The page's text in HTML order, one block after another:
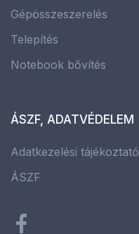
Gépösszeszerelés
Telepítés
Notebook bővítés
ÁSZF, ADATVÉDELEM
Adatkezelési tájékoztató
ÁSZF